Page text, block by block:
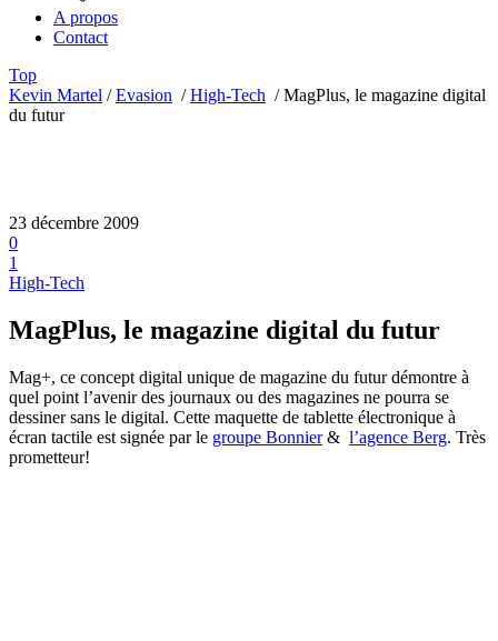
A propos
Contact
Top
Kevin Martel /Evasion /High-Tech /MagPlus, le magazine digital
du futur
23 décembre 2009
0
1
High-Tech
MagPlus, le magazine digital du futur
Mag+, ce concept digital unique de magazine du futur démontre à
quel point l’avenir des journaux ou des magazines ne pourra se
dessiner sans le digital. Cette maquette de tablette électronique à
écran tactile est signée par le groupe Bonnier& l’agence Berg. Très
prometteur!